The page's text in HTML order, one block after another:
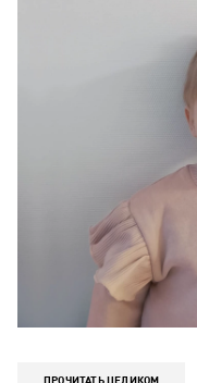
ПРОЧИТАТЬ ЦЕЛИКОМ